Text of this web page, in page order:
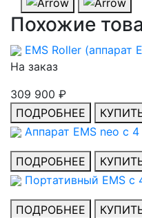
Похожие
EMS Roller
На заказ
309 900 ₽
ПОДРОБНЕЕ
Аппарат EMS neo с
ПОДРОБНЕЕ
Портативный EMS с
ПОДРОБНЕЕ